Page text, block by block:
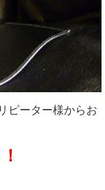
ピーター様からお